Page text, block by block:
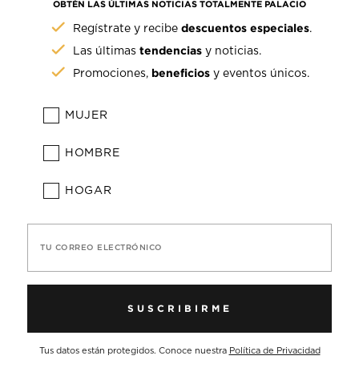
OBTÉN LAS ÚLTIMAS NOTICIAS TOTALMENTE PALACIO
Regístrate y recibedescuentos especiales.
Las últimastendencias y noticias.
Promociones, beneficios y eventos únicos.
MUJER
HOMBRE
HOGAR
TU CORREO ELECTRÓNICO
SUSCRIBIRME
Tus datos están protegidos. Conoce nuestra Política de Privacidad